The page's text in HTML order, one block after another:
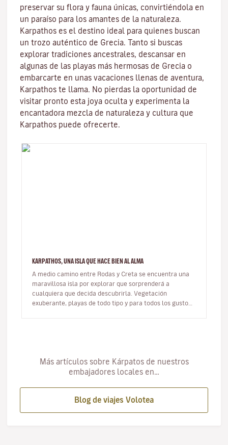
preservar su flora y fauna únicas, convirtiéndola en
un paraíso para los amantes de la naturaleza.
Karpathos es el destino ideal para quienes buscan
un trozo auténtico de Grecia. Tanto si buscas
explorar tradiciones ancestrales, descansar en
algunas de las playas más hermosas de Grecia o
embarcarte en unas vacaciones llenas de aventura,
Karpathos te llama. No pierdas la oportunidad de
visitar pronto esta joya oculta y experimenta la
encantadora mezcla de naturaleza y cultura que
Karpathos puede ofrecerte.
KARPATHOS, UNA ISLA QUE HACE BIEN AL ALMA
A medio camino entre Rodas y Creta se encuentra una
maravillosa isla por explorar que sorprenderá a
cualquiera que decida descubrirla. Vegetación
exuberante, playas de todo tipo y para todos los gustos,
Más artículos sobre Kárpatos de nuestros
embajadores locales en…
Blog de viajes Volotea